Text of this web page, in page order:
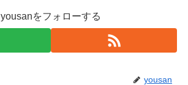
yousanをフォローする
yousan